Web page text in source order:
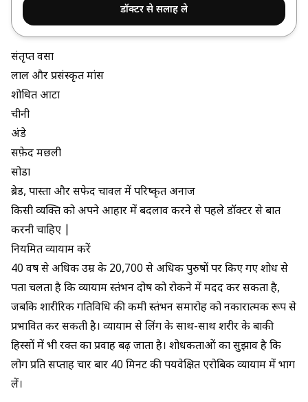
डॉक्टर से सलाह ले
संतृप्त वसा
लाल और प्रसंस्कृत मांस
शोधित आटा
चीनी
अंडे
सफ़ेद मछली
सोडा
ब्रेड, पास्ता और सफेद चावल में परिष्कृत अनाज
किसी व्यक्ति को अपने आहार में बदलाव करने से पहले डॉक्टर से बात
करनी चाहिए |
नियमित व्यायाम करें
40 वर्ष से अधिक उम्र के 20,700 से अधिक पुरुषों परकिए गए शोध से
पता चलता है किव्यायाम स्तंभन दोष को रोकने में मदद कर सकता है,
जबकि शारीरिक गतिविधि की कमी स्तंभन समारोह को नकारात्मक रूप से
प्रभावित कर सकती है। व्यायाम से लिंग के साथ-साथ शरीर के बाकी
हिस्सों में भी रक्त का प्रवाह बढ़ जाता है। शोधकर्ताओं का सुझाव है कि
लोग प्रति सप्ताह चार बार 40 मिनट की पर्यवेक्षित एरोबिक व्यायाम में भाग
लें।